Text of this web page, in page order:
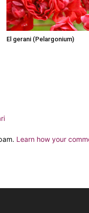
El gerani (Pelargonium)
Learn how your